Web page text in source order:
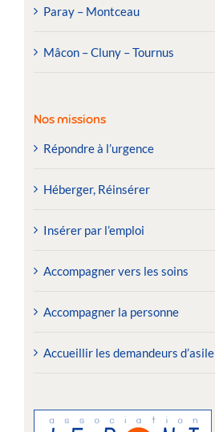
Paray – Montceau
Mâcon – Cluny – Tournus
Nos missions
Répondre à l’urgence
Héberger, Réinsérer
Insérer par l’emploi
Accompagner vers les soins
Accompagner la personne
Accueillir les demandeurs d’asile